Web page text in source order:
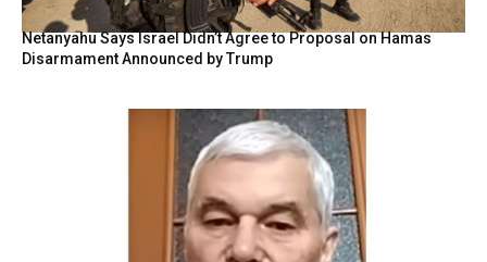
Netanyahu Says Israel Didn’t Agree to Proposal on Hamas
Disarmament Announced by Trump